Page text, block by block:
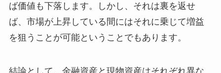
ば価値も下落します。しかし、それは裏を返せ
ば、市場が上昇している間にはそれに乗じて増益
を狙うことが可能ということでもあります。
結論として、金融資産と現物資産はそれぞれ異な